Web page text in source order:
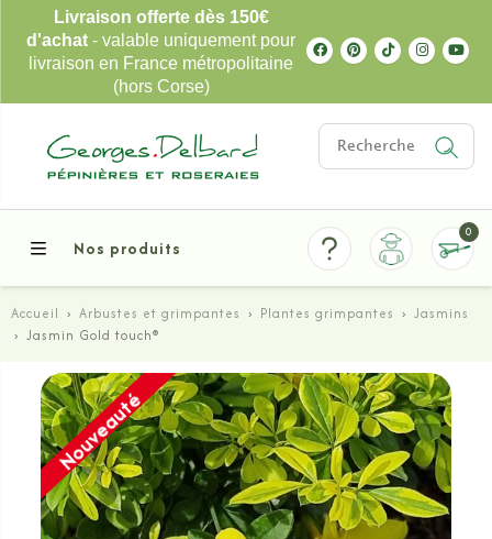
Livraison offerte dès 150€
d'achat - valable uniquement pour
livraison en France métropolitaine
(hors Corse)
Nos produits
0
Accueil › Arbustes et grimpantes › Plantes grimpantes › Jasmins
› Jasmin Gold touch®
Nouveauté